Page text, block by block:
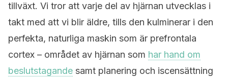
tillväxt. Vi tror att varje del av hjärnan utvecklas i
takt med att vi blir äldre, tills den kulminerar i den
perfekta, naturliga maskin som är prefrontala
cortex – området av hjärnan som har hand om
beslutstagande samt planering och iscensättning